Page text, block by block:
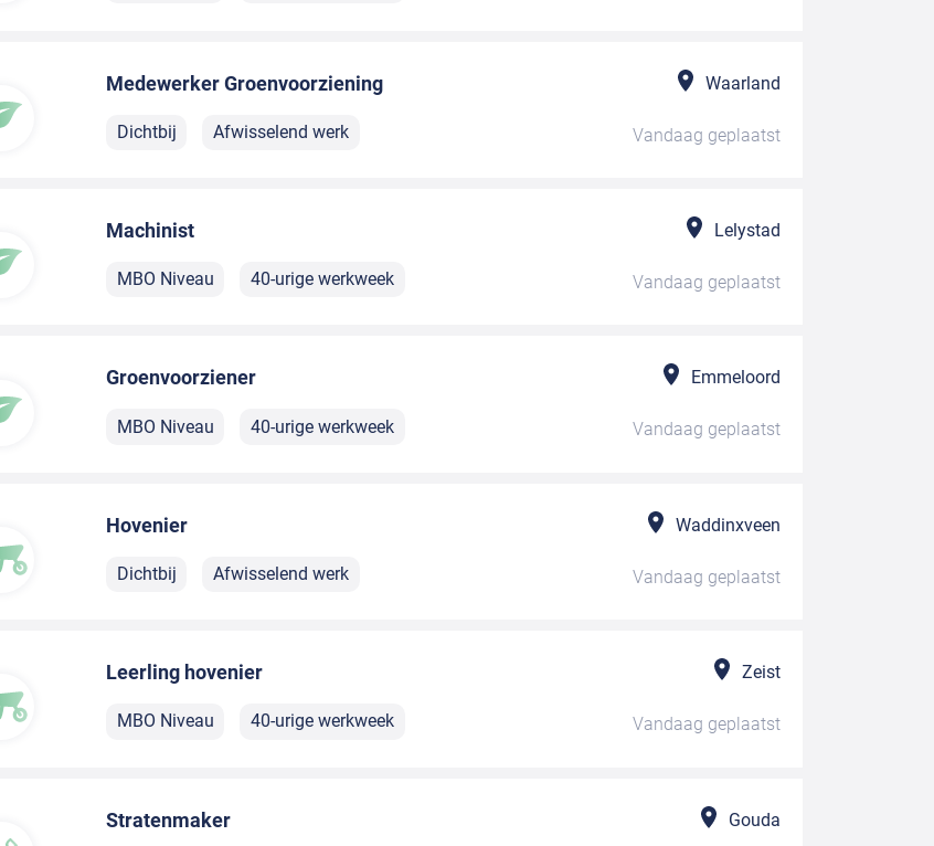
Medewerker Groenvoorziening Waarland
Dichtbij Afwisselend werk Vandaag geplaatst
Machinist Lelystad
MBO Niveau 40-urige werkweek Vandaag geplaatst
Groenvoorziener Emmeloord
MBO Niveau 40-urige werkweek Vandaag geplaatst
Hovenier Waddinxveen
Dichtbij Afwisselend werk Vandaag geplaatst
Leerling hovenier Zeist
MBO Niveau 40-urige werkweek Vandaag geplaatst
Stratenmaker Gouda